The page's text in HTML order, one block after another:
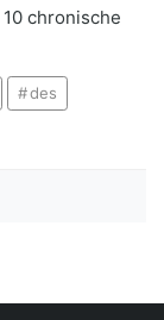
chronische
des